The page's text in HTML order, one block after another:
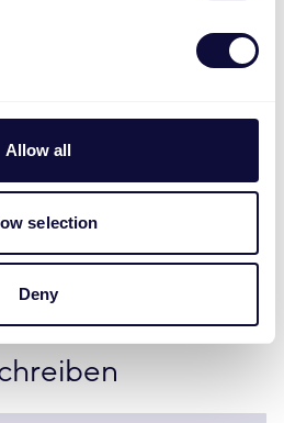
Allow all
selection
Deny
(Vollzeitposition) in Euro